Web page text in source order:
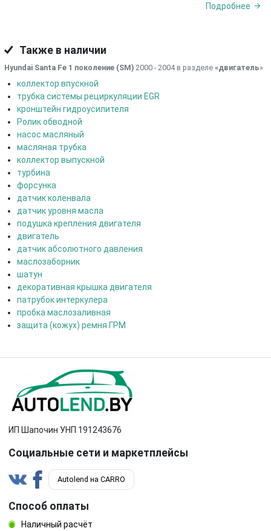
Подробнее
Также в наличии
Hyundai Santa Fe 1 поколение (SM) 2000 - 2004 в разделе «двигатель»
коллектор впускной
трубка системы рециркуляции EGR
кронштейн гидроусилителя
Ролик обводной
насос масляный
масляная трубка
коллектор выпускной
турбина
форсунка
датчик коленвала
датчик уровня масла
подушка крепления двигателя
двигатель
датчик абсолютного давления
маслозаборник
шатун
декоративная крышка двигателя
патрубок интеркулера
пробка маслозаливная
защита (кожух) ремня ГРМ
ИП Шапочин УНП 191243676
Социальные сети и маркетплейсы
Autolend на CARRO
Способ оплаты
Наличный расчёт